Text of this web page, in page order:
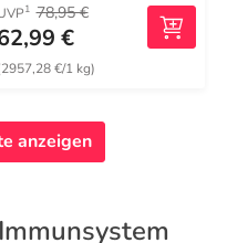
1 78,95 €
€
€/1 kg)
anzeigen